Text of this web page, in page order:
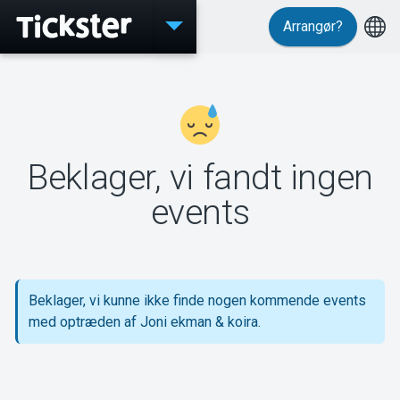
Events
MyTickster
Support
Arrangør?
Beklager, vi fandt ingen
events
Beklager, vi kunne ikke finde nogen kommende events
med optræden af Joni ekman & koira.